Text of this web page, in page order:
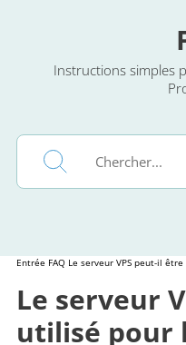
Instructions simples
Entrée FAQ Le serveur VPS peut-il
Le serveur
utilisé pour